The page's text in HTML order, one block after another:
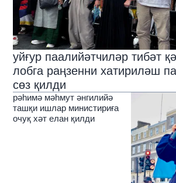
уйғур паалийәтчиләр тибәт
лобга раңзенни хатириләш
сөз қилди
рәһимә мәһмут әнгилийә
ташқи ишлар министириға
очуқ хәт елан қилди